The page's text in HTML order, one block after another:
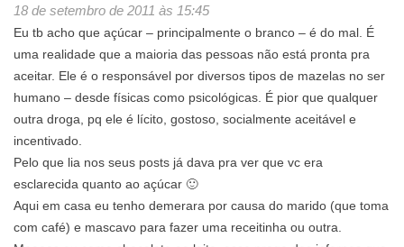
18 de setembro de 2011 às 15:45
Eu tb acho que açúcar – principalmente o branco – é do mal. É
uma realidade que a maioria das pessoas não está pronta pra
aceitar. Ele é o responsável por diversos tipos de mazelas no ser
humano – desde físicas como psicológicas. É pior que qualquer
outra droga, pq ele é lícito, gostoso, socialmente aceitável e
incentivado.
Pelo que lia nos seus posts já dava pra ver que vc era
esclarecida quanto ao açúcar 🙂
Aqui em casa eu tenho demerara por causa do marido (que toma
com café) e mascavo para fazer uma receitinha ou outra.